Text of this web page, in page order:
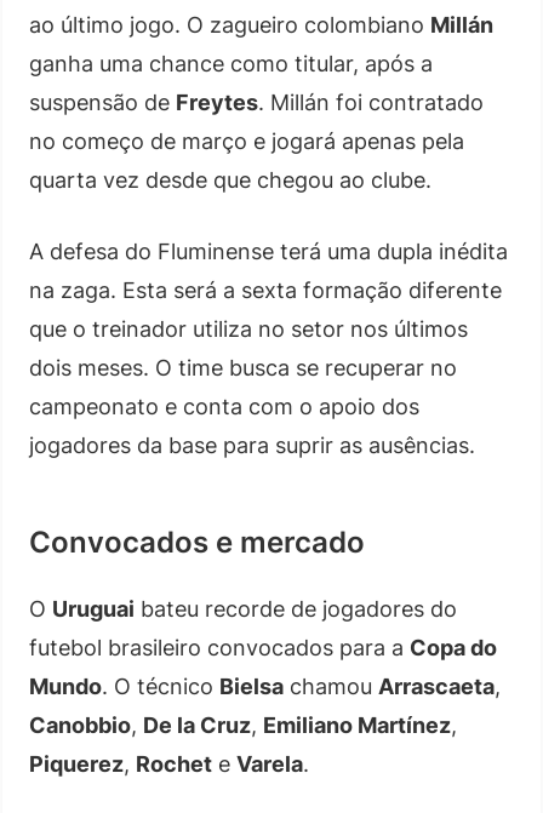
ao último jogo. O zagueiro colombiano Millán
ganha uma chance como titular, após a
suspensão de Freytes. Millán foi contratado
no começo de março e jogará apenas pela
quarta vez desde que chegou ao clube.
A defesa do Fluminense terá uma dupla inédita
na zaga. Esta será a sexta formação diferente
que o treinador utiliza no setor nos últimos
dois meses. O time busca se recuperar no
campeonato e conta com o apoio dos
jogadores da base para suprir as ausências.
Convocados e mercado
O Uruguai bateu recorde de jogadores do
futebol brasileiro convocados para a Copa do
Mundo. O técnico Bielsa chamou Arrascaeta,
Canobbio, De la Cruz, Emiliano Martínez,
Piquerez, Rochet e Varela.